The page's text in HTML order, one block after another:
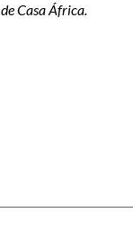
Casa África.